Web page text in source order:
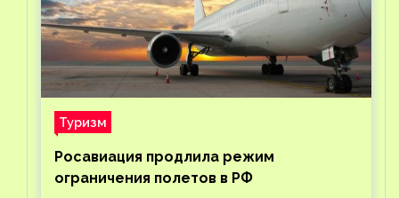
Туризм
Росавиация продлила режим
ограничения полетов в РФ